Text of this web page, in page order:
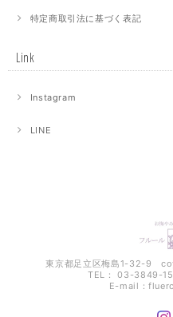
特定商取引法に基づく表記
Link
Instagram
LINE
東京都足立区梅島1-32-9
TEL： 03-3849-
E-mail：